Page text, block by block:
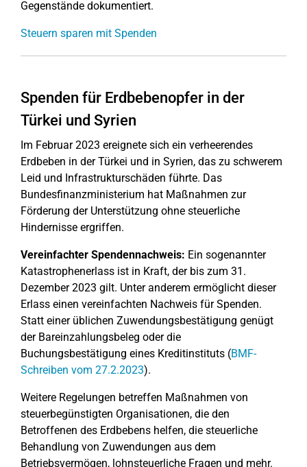
Gegenstände dokumentiert.
Steuern sparen mit Spenden
Spenden für Erdbebenopfer in der
Türkei und Syrien
Im Februar 2023 ereignete sich ein verheerendes
Erdbeben in der Türkei und in Syrien, das zu schwerem
Leid und Infrastrukturschäden führte. Das
Bundesfinanzministerium hat Maßnahmen zur
Förderung der Unterstützung ohne steuerliche
Hindernisse ergriffen.
Vereinfachter Spendennachweis: Ein sogenannter
Katastrophenerlass ist in Kraft, der bis zum 31.
Dezember 2023 gilt. Unter anderem ermöglicht dieser
Erlass einen vereinfachten Nachweis für Spenden.
Statt einer üblichen Zuwendungsbestätigung genügt
der Bareinzahlungsbeleg oder die
Buchungsbestätigung eines Kreditinstituts (BMF-
Schreiben vom 27.2.2023).
Weitere Regelungen betreffen Maßnahmen von
steuerbegünstigten Organisationen, die den
Betroffenen des Erdbebens helfen, die steuerliche
Behandlung von Zuwendungen aus dem
Betriebsvermögen, lohnsteuerliche Fragen und mehr.